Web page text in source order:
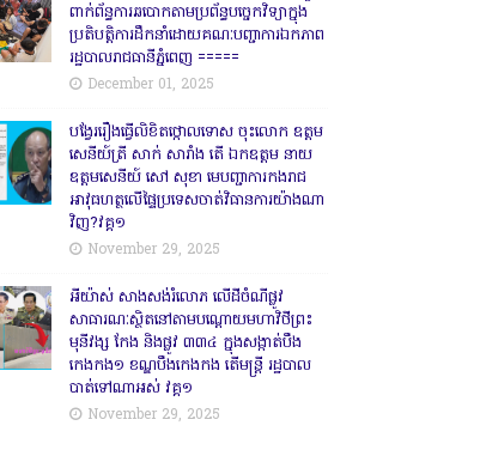
ពាក់ព័ន្ធការឆបោកតាមប្រព័ន្ធបច្ចេកវិទ្យាក្នុង
ប្រតិបត្តិការដឹកនាំដោយគណៈបញ្ជាការឯកភាព
រដ្ឋបាលរាជធានីភ្នំពេញ ‎=====
December 01, 2025
បង្វែររឿងធ្វើលិខិតថ្កោលទោស ចុះលោក ឧត្តម
សេនីយ៍ត្រី សាក់ សារាំង តើ ឯកឧត្តម នាយ
ឧត្តមសេនីយ៍ សៅ សុខា មេបញ្ជាការកងរាជ
អាវុធហត្ថលើផ្ទៃប្រទេសចាត់វិធានការយ៉ាងណា
វិញ?វគ្គ១
November 29, 2025
អីយ៉ាស់ សាងសង់រំលោភ លើដីចំណីផ្លូវ
សាធារណៈស្ថិតនៅតាមបណ្ដោយមហាវិថីព្រះ
មុនីវង្ស កែង និងផ្លូវ ៣៣៤ ក្នុងសង្កាត់បឹង
កេងកង១ ខណ្ឌបឹងកេងកង តើមន្ត្រី រដ្ឋបាល
បាត់ទៅណាអស់ វគ្គ១
November 29, 2025